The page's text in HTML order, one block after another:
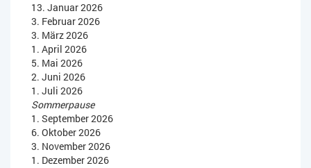
13. Januar 2026
3. Februar 2026
3. März 2026
1. April 2026
5. Mai 2026
2. Juni 2026
1. Juli 2026
Sommerpause
1. September 2026
6. Oktober 2026
3. November 2026
1. Dezember 2026